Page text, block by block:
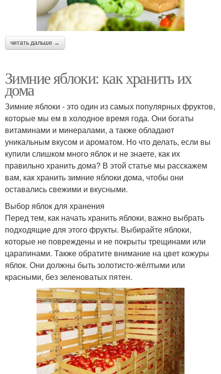
читать дальше →
Зимние яблоки: как хранить их
дома
Зимние яблоки - это один из самых популярных фруктов,
которые мы ем в холодное время года. Они богаты
витаминами и минералами, а также обладают
уникальным вкусом и ароматом. Но что делать, если вы
купили слишком много яблок и не знаете, как их
правильно хранить дома? В этой статье мы расскажем
вам, как хранить зимние яблоки дома, чтобы они
оставались свежими и вкусными.
Выбор яблок для хранения
Перед тем, как начать хранить яблоки, важно выбрать
подходящие для этого фрукты. Выбирайте яблоки,
которые не повреждены и не покрыты трещинами или
царапинами. Также обратите внимание на цвет кожуры
яблок. Они должны быть золотисто-жёлтыми или
красными, без зеленоватых пятен.